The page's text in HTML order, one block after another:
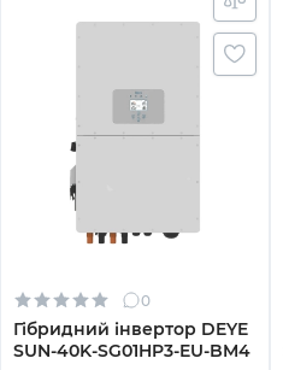
0
Гібридний інвертор DEYE
SUN-40K-SG01HP3-EU-BM4